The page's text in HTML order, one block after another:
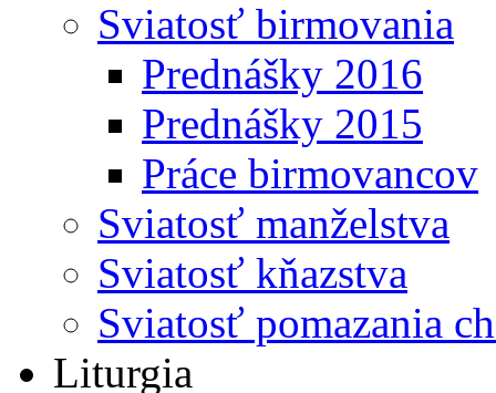
Sviatosť birmovania
Prednášky 2016
Prednášky 2015
Práce birmovancov
Sviatosť manželstva
Sviatosť kňazstva
Sviatosť pomazania
Liturgia